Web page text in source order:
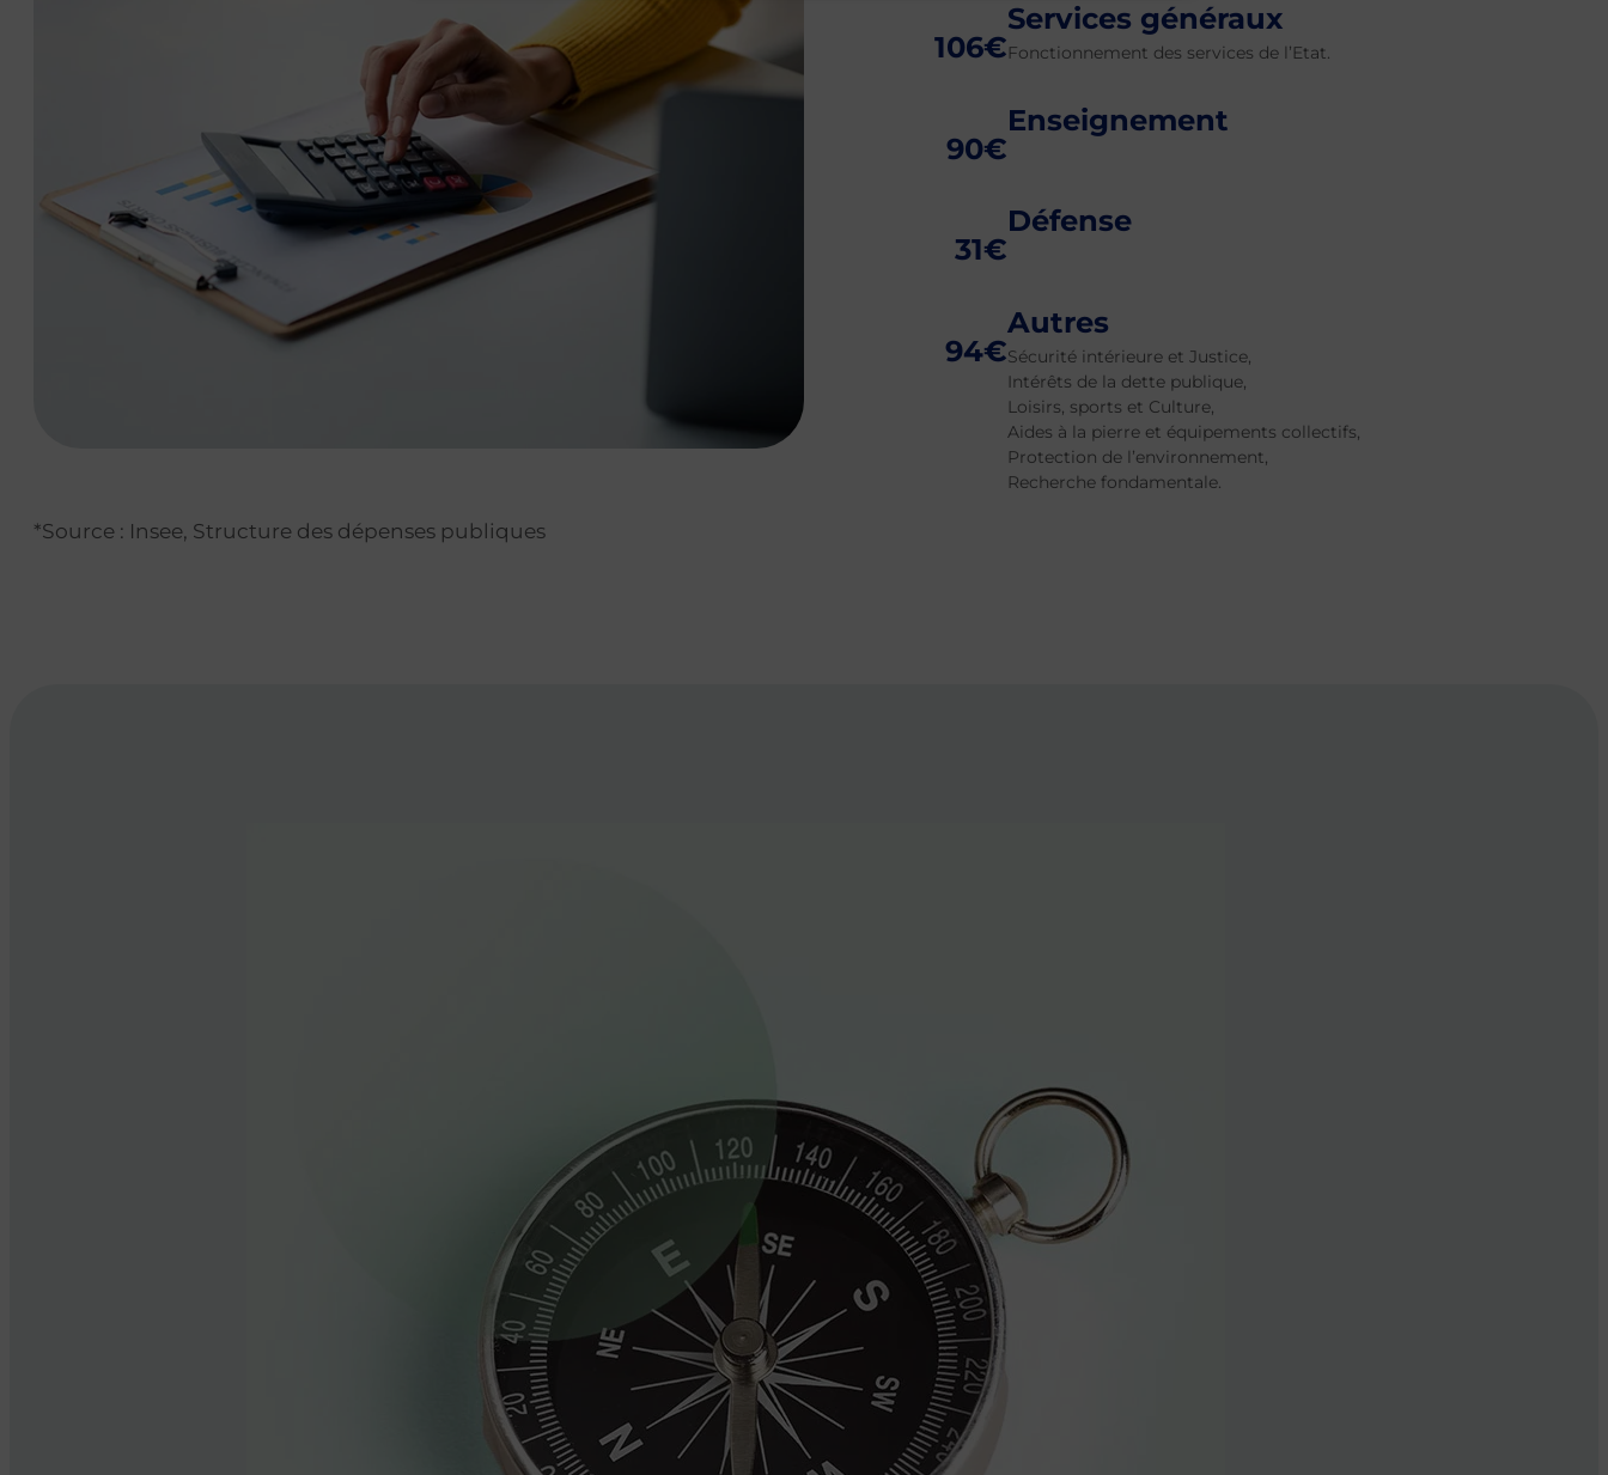
106€
Services généraux
Fonctionnement des services de l’Etat.
90€
Enseignement
31€
Défense
94€
Autres
Sécurité intérieure et Justice,
Intérêts de la dette publique,
Loisirs, sports et Culture,
Aides à la pierre et équipements collectifs,
Protection de l’environnement,
Recherche fondamentale.
*Source : Insee, Structure des dépenses publiques